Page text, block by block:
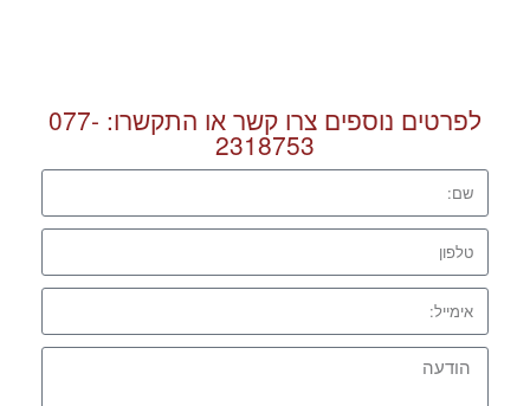
לפרטים נוספים צרו קשר או התקשרו: 077-
2318753